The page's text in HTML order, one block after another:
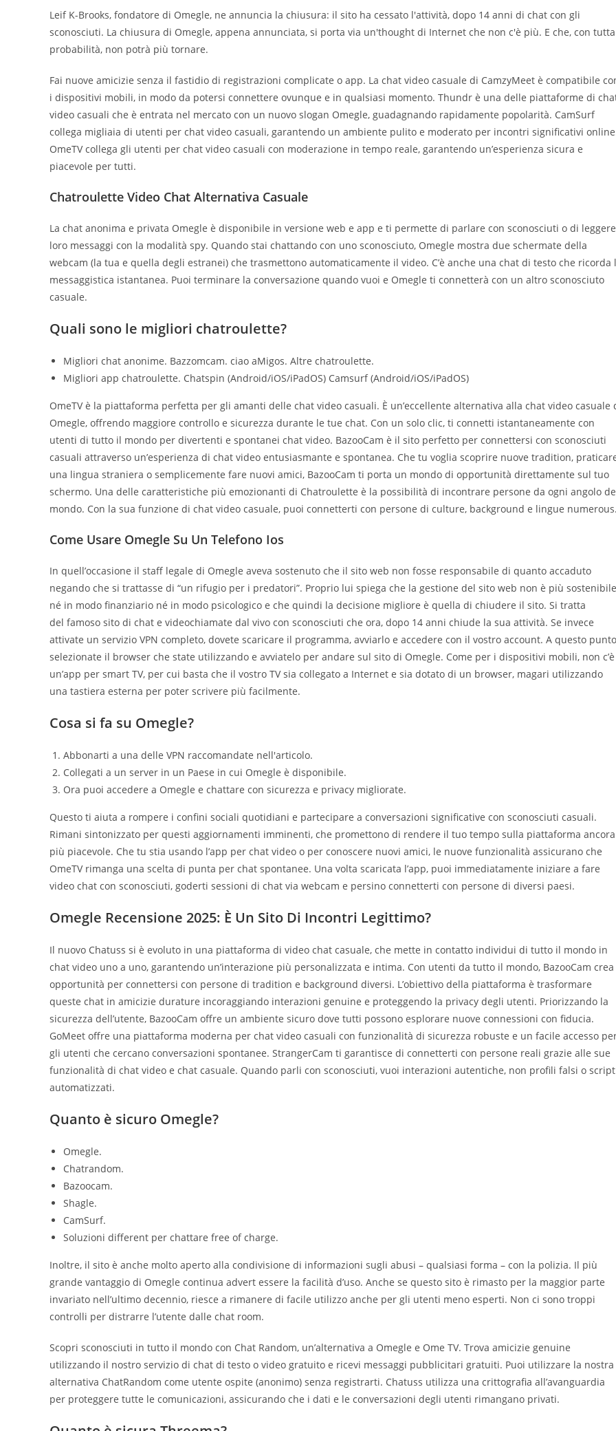
Leif K-Brooks, fondatore di Omegle, ne annuncia la chiusura: il sito ha cessato l'attività, dopo 14 anni di chat con gli
sconosciuti. La chiusura di Omegle, appena annunciata, si porta via un'thought di Internet che non c'è più. E che, con tutta
probabilità, non potrà più tornare.
Fai nuove amicizie senza il fastidio di registrazioni complicate o app. La chat video casuale di CamzyMeet è compatibile
i dispositivi mobili, in modo da potersi connettere ovunque e in qualsiasi momento. Thundr è una delle piattaforme di
video casuali che è entrata nel mercato con un nuovo slogan Omegle, guadagnando rapidamente popolarità. CamSurf
collega migliaia di utenti per chat video casuali, garantendo un ambiente pulito e moderato per incontri significativi
OmeTV collega gli utenti per chat video casuali con moderazione in tempo reale, garantendo un’esperienza sicura e
piacevole per tutti.
Chatroulette Video Chat Alternativa Casuale
La chat anonima e privata Omegle è disponibile in versione web e app e ti permette di parlare con sconosciuti o di
loro messaggi con la modalità spy. Quando stai chattando con uno sconosciuto, Omegle mostra due schermate della
webcam (la tua e quella degli estranei) che trasmettono automaticamente il video. C’è anche una chat di testo che ricorda
messaggistica istantanea. Puoi terminare la conversazione quando vuoi e Omegle ti connetterà con un altro sconosciuto
casuale.
Quali sono le migliori chatroulette?
Migliori chat anonime. Bazzomcam. ciao aMigos. Altre chatroulette.
Migliori app chatroulette. Chatspin (Android/iOS/iPadOS) Camsurf (Android/iOS/iPadOS)
OmeTV è la piattaforma perfetta per gli amanti delle chat video casuali. È un’eccellente alternativa alla chat video casuale
Omegle, offrendo maggiore controllo e sicurezza durante le tue chat. Con un solo clic, ti connetti istantaneamente con
utenti di tutto il mondo per divertenti e spontanei chat video. BazooCam è il sito perfetto per connettersi con sconosciuti
casuali attraverso un’esperienza di chat video entusiasmante e spontanea. Che tu voglia scoprire nuove tradition,
una lingua straniera o semplicemente fare nuovi amici, BazooCam ti porta un mondo di opportunità direttamente sul tuo
schermo. Una delle caratteristiche più emozionanti di Chatroulette è la possibilità di incontrare persone da ogni angolo
mondo. Con la sua funzione di chat video casuale, puoi connetterti con persone di culture, background e lingue numerous.
Come Usare Omegle Su Un Telefono Ios
In quell’occasione il staff legale di Omegle aveva sostenuto che il sito web non fosse responsabile di quanto accaduto
negando che si trattasse di “un rifugio per i predatori”. Proprio lui spiega che la gestione del sito web non è più
né in modo finanziario né in modo psicologico e che quindi la decisione migliore è quella di chiudere il sito. Si tratta
del famoso sito di chat e videochiamate dal vivo con sconosciuti che ora, dopo 14 anni chiude la sua attività. Se invece
attivate un servizio VPN completo, dovete scaricare il programma, avviarlo e accedere con il vostro account. A questo
selezionate il browser che state utilizzando e avviatelo per andare sul sito di Omegle. Come per i dispositivi mobili, non c’è
un’app per smart TV, per cui basta che il vostro TV sia collegato a Internet e sia dotato di un browser, magari utilizzando
una tastiera esterna per poter scrivere più facilmente.
Cosa si fa su Omegle?
Abbonarti a una delle VPN raccomandate nell'articolo.
Collegati a un server in un Paese in cui Omegle è disponibile.
Ora puoi accedere a Omegle e chattare con sicurezza e privacy migliorate.
Questo ti aiuta a rompere i confini sociali quotidiani e partecipare a conversazioni significative con sconosciuti casuali.
Rimani sintonizzato per questi aggiornamenti imminenti, che promettono di rendere il tuo tempo sulla piattaforma ancora
più piacevole. Che tu stia usando l’app per chat video o per conoscere nuovi amici, le nuove funzionalità assicurano che
OmeTV rimanga una scelta di punta per chat spontanee. Una volta scaricata l’app, puoi immediatamente iniziare a fare
video chat con sconosciuti, goderti sessioni di chat via webcam e persino connetterti con persone di diversi paesi.
Omegle Recensione 2025: È Un Sito Di Incontri Legittimo?
Il nuovo Chatuss si è evoluto in una piattaforma di video chat casuale, che mette in contatto individui di tutto il mondo in
chat video uno a uno, garantendo un’interazione più personalizzata e intima. Con utenti da tutto il mondo, BazooCam crea
opportunità per connettersi con persone di tradition e background diversi. L’obiettivo della piattaforma è trasformare
queste chat in amicizie durature incoraggiando interazioni genuine e proteggendo la privacy degli utenti. Priorizzando la
sicurezza dell’utente, BazooCam offre un ambiente sicuro dove tutti possono esplorare nuove connessioni con fiducia.
GoMeet offre una piattaforma moderna per chat video casuali con funzionalità di sicurezza robuste e un facile accesso
gli utenti che cercano conversazioni spontanee. StrangerCam ti garantisce di connetterti con persone reali grazie alle sue
funzionalità di chat video e chat casuale. Quando parli con sconosciuti, vuoi interazioni autentiche, non profili falsi o script
automatizzati.
Quanto è sicuro Omegle?
Omegle.
Chatrandom.
Bazoocam.
Shagle.
CamSurf.
Soluzioni different per chattare free of charge.
Inoltre, il sito è anche molto aperto alla condivisione di informazioni sugli abusi – qualsiasi forma – con la polizia. Il più
grande vantaggio di Omegle continua advert essere la facilità d’uso. Anche se questo sito è rimasto per la maggior parte
invariato nell’ultimo decennio, riesce a rimanere di facile utilizzo anche per gli utenti meno esperti. Non ci sono troppi
controlli per distrarre l’utente dalle chat room.
Scopri sconosciuti in tutto il mondo con Chat Random, un’alternativa a Omegle e Ome TV. Trova amicizie genuine
utilizzando il nostro servizio di chat di testo o video gratuito e ricevi messaggi pubblicitari gratuiti. Puoi utilizzare la nostra
alternativa ChatRandom come utente ospite (anonimo) senza registrarti. Chatuss utilizza una crittografia all’avanguardia
per proteggere tutte le comunicazioni, assicurando che i dati e le conversazioni degli utenti rimangano privati.